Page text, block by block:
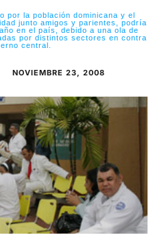
por la población dominicana y el
junto amigos y parientes, podría
en el país, debido a una ola de
por distintos sectores en contra
central.
NOVIEMBRE 23, 2008